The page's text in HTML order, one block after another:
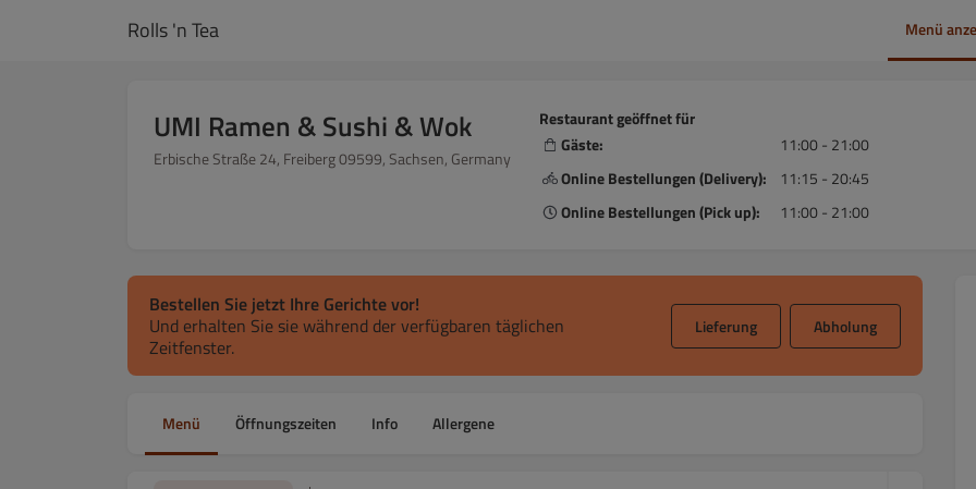
Rolls 'n Tea Menü
UMI Ramen & Sushi & Wok
Erbische Straße 24, Freiberg 09599, Sachsen, Germany
Restaurant geöffnet für
Gäste:
11:00 - 21:00
Online Bestellungen (Delivery):
11:15 - 20:45
Online Bestellungen (Pick up):
11:00 - 21:00
Bestellen Sie jetzt Ihre Gerichte vor!
Und erhalten Sie sie während der verfügbaren täglichen
Zeitfenster.
Lieferung Abholung
Menü Öffnungszeiten Info Allergene